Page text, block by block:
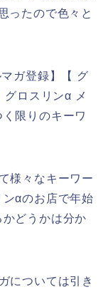
ったので色々と
ガ登録】【 グ
グロスリンα メ
限りのキーワ
様々なキーワー
ンαのお店で年始
どうかは分か
については引き